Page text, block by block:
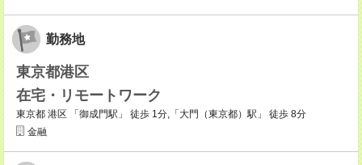
勤務地
東京都港区
在宅・リモートワーク
東京都 港区 「御成門駅」 徒歩 1分,「大門（東京都）駅」 徒歩 8分
金融